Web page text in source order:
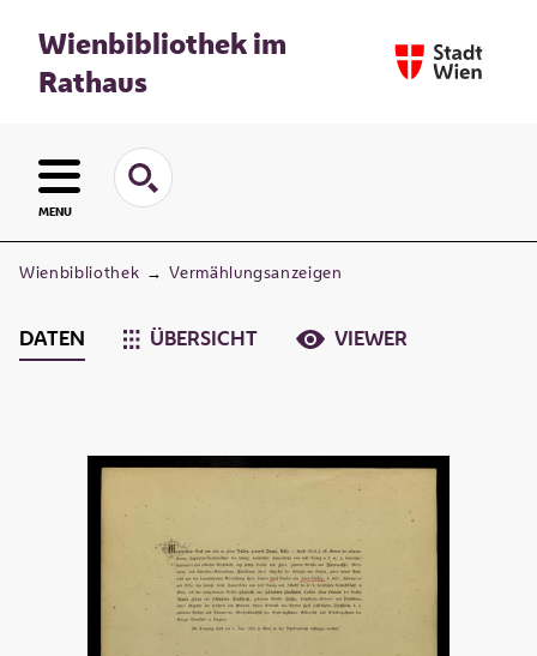
Wienbibliothek im
Rathaus
MENU
Wienbibliothek → Vermählungsanzeigen
DATEN ÜBERSICHT VIEWER